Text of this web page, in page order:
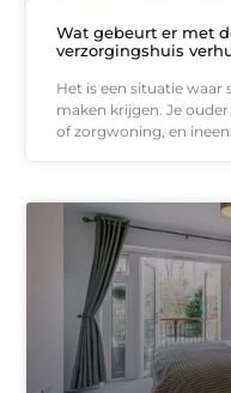
Wat gebeurt er met
verzorgingshuis
Het is een situatie waar
maken krijgen. Je
of zorgwoning, en